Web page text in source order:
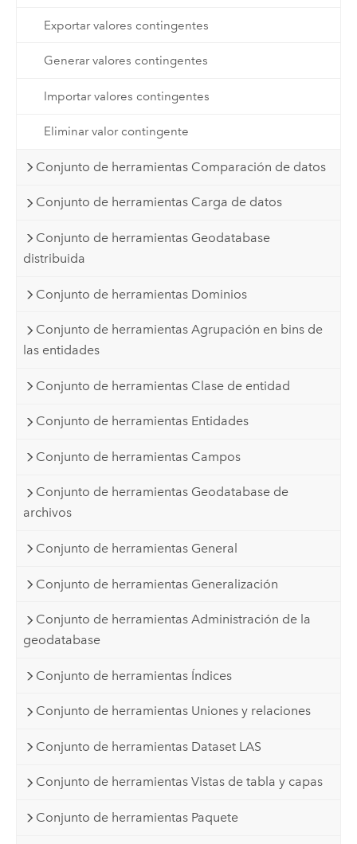
Exportar valores contingentes
Generar valores contingentes
Importar valores contingentes
Eliminar valor contingente
Conjunto de herramientas Comparación de datos
Conjunto de herramientas Carga de datos
Conjunto de herramientas Geodatabase
distribuida
Conjunto de herramientas Dominios
Conjunto de herramientas Agrupación en bins de
las entidades
Conjunto de herramientas Clase de entidad
Conjunto de herramientas Entidades
Conjunto de herramientas Campos
Conjunto de herramientas Geodatabase de
archivos
Conjunto de herramientas General
Conjunto de herramientas Generalización
Conjunto de herramientas Administración de la
geodatabase
Conjunto de herramientas Índices
Conjunto de herramientas Uniones y relaciones
Conjunto de herramientas Dataset LAS
Conjunto de herramientas Vistas de tabla y capas
Conjunto de herramientas Paquete